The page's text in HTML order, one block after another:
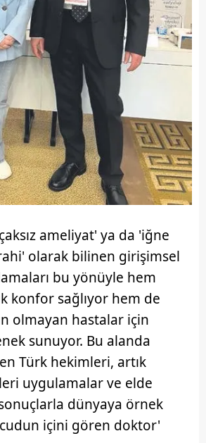
ameliyat' ya da 'iğne
olarak bilinen girişimsel
bu yönüyle hem
konfor sağlıyor hem de
olmayan hastalar için
sunuyor. Bu alanda
Türk hekimleri, artık
uygulamalar ve elde
dünyaya örnek
içini gören doktor'